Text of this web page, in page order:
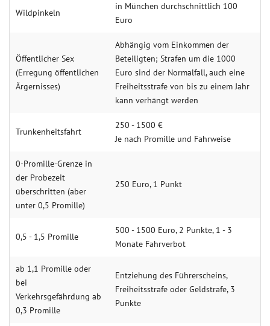
Wildpinkeln
in München durchschnittlich 100
Euro
Öffentlicher Sex
(Erregung öffentlichen
Ärgernisses)
Abhängig vom Einkommen der
Beteiligten; Strafen um die 1000
Euro sind der Normalfall, auch eine
Freiheitsstrafe von bis zu einem Jahr
kann verhängt werden
Trunkenheitsfahrt
250 - 1500 €
Je nach Promille und Fahrweise
0-Promille-Grenze in
der Probezeit
überschritten (aber
unter 0,5 Promille)
250 Euro, 1 Punkt
0,5 - 1,5 Promille
500 - 1500 Euro, 2 Punkte, 1 - 3
Monate Fahrverbot
ab 1,1 Promille oder
bei
Verkehrsgefährdung ab
0,3 Promille
Entziehung des Führerscheins,
Freiheitsstrafe oder Geldstrafe, 3
Punkte